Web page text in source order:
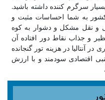
سرگرم کننده داشته باشید.
به شما احساسات مثبت و
و نقل مشکل و دشوار به کوه
و جذاب نقاط دور افتاده آن
آنتالیا در هزینه تور گنجانده
اقتصادی سودمند و با ارزش